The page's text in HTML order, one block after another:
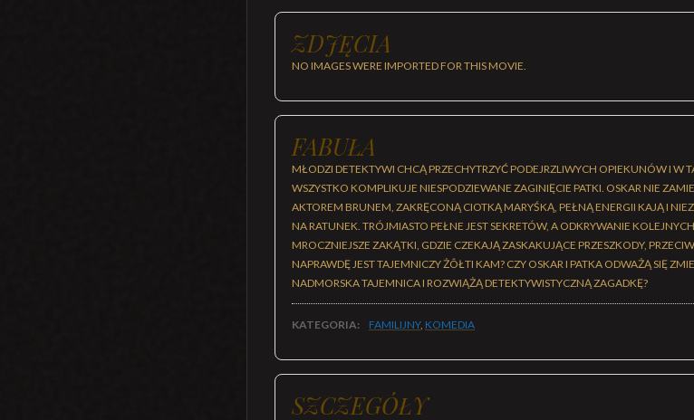
ZDJĘCIA
NO IMAGES WERE IMPORTED FOR THIS MOVIE.
FABUŁA
MŁODZI DETEKTYWI CHCĄ PRZECHYTRZYĆ PODEJRZLIWYCH OPIEKUNÓW I W
WSZYSTKO KOMPLIKUJE NIESPODZIEWANE ZAGINIĘCIE PATKI. OSKAR NIE
AKTOREM BRUNEM, ZAKRĘCONĄ CIOTKĄ MARYŚKĄ, PEŁNĄ ENERGII KAJĄ I
NA RATUNEK. TRÓJMIASTO PEŁNE JEST SEKRETÓW, A ODKRYWANIE
MROCZNIEJSZE ZAKĄTKI, GDZIE CZEKAJĄ ZASKAKUJĄCE PRZESZKODY,
NAPRAWDĘ JEST TAJEMNICZY ŻÔŁTI KAM? CZY OSKAR I PATKA ODWAŻĄ SIĘ
NADMORSKA TAJEMNICA I ROZWIĄŻĄ DETEKTYWISTYCZNĄ ZAGADKĘ?
KATEGORIA: FAMILIJNY, KOMEDIA
SZCZEGÓŁY